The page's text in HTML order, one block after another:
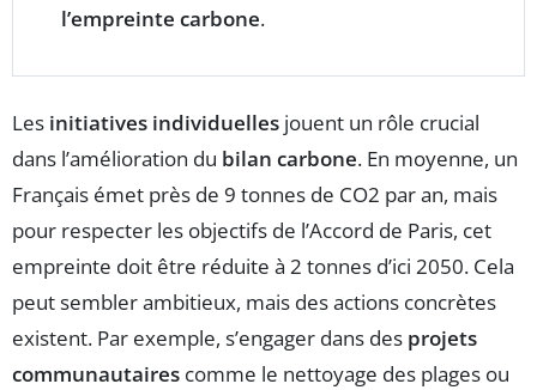
l’empreinte carbone.
Les initiatives individuelles jouent un rôle crucial
dans l’amélioration du bilan carbone. En moyenne, un
Français émet près de 9 tonnes de CO2 par an, mais
pour respecter les objectifs de l’Accord de Paris, cet
empreinte doit être réduite à 2 tonnes d’ici 2050. Cela
peut sembler ambitieux, mais des actions concrètes
existent. Par exemple, s’engager dans des projets
communautaires comme le nettoyage des plages ou